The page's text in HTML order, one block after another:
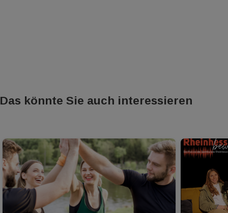
Das könnte Sie auch interessieren